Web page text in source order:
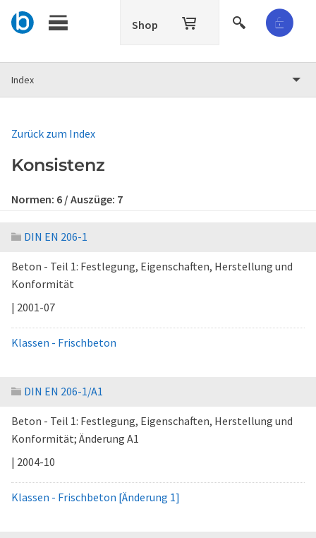
Shop
Index
Zurück zum Index
Konsistenz
Normen: 6 / Auszüge: 7
DIN EN 206-1
Beton - Teil 1: Festlegung, Eigenschaften, Herstellung und
Konformität
| 2001-07
Klassen - Frischbeton
DIN EN 206-1/A1
Beton - Teil 1: Festlegung, Eigenschaften, Herstellung und
Konformität; Änderung A1
| 2004-10
Klassen - Frischbeton [Änderung 1]